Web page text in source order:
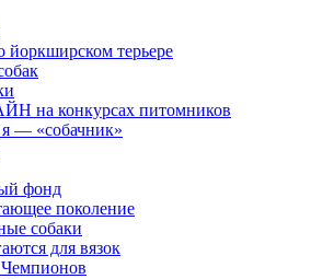
йоркширском терьере
на конкурсах питомников
— «собачник»
фонд
поколение
собаки
для вязок